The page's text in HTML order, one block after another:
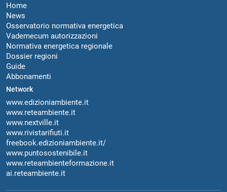
Home
News
Osservatorio normativa energetica
Vademecum autorizzazioni
Normativa energetica regionale
Dossier regioni
Guide
Abbonamenti
Network
www.edizioniambiente.it
www.reteambiente.it
www.nextville.it
www.rivistarifiuti.it
freebook.edizioniambiente.it/
www.puntosostenibile.it
www.reteambienteformazione.it
ai.reteambiente.it